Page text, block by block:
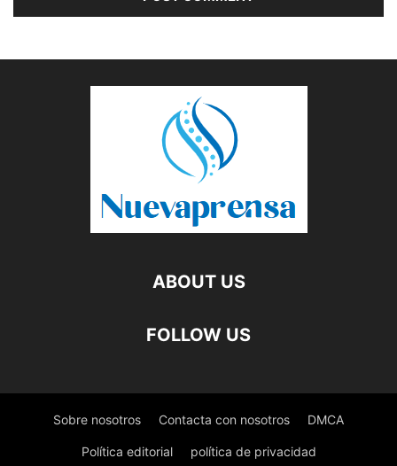
ABOUT US
FOLLOW US
Sobre nosotros Contacta con nosotros DMCA
Política editorial política de privacidad